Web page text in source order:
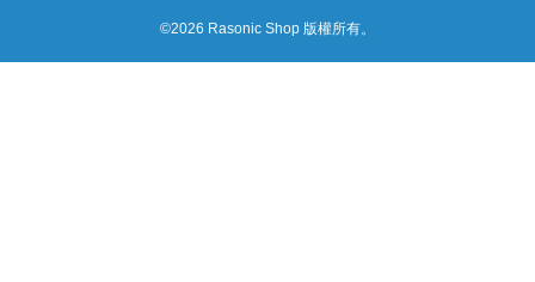
©2026 Rasonic Shop 版權所有。